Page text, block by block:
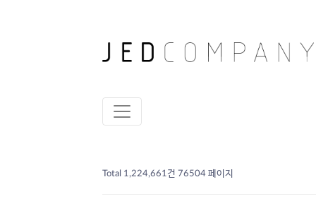
Total 1,224,661건 76504 페이지